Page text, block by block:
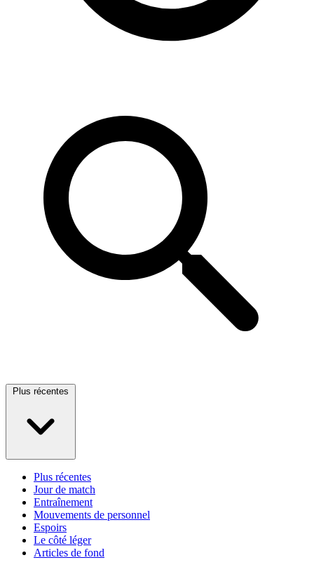
Plus récentes
Plus récentes
Jour de match
Entraînement
Mouvements de personnel
Espoirs
Le côté léger
Articles de fond